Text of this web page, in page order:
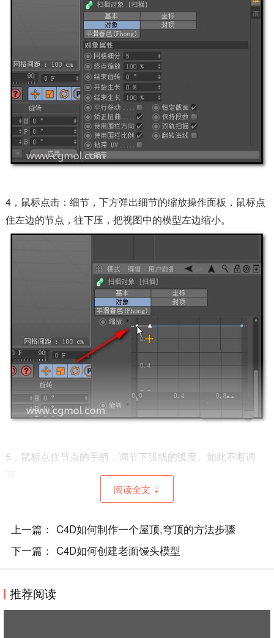
4，鼠标点击：细节，下方弹出细节的缩放操作面板，鼠标点
住左边的节点，往下压，把视图中的模型左边缩小。
5，鼠标点住节点的手柄，调节下弧线的弧度。如此不断调
阅读全文 ⇣
上一篇： C4D如何制作一个屋顶,穹顶的方法步骤
下一篇： C4D如何创建老面馒头模型
推荐阅读